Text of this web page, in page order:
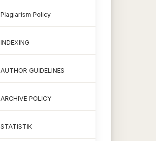
Plagiarism Policy
INDEXING
AUTHOR GUIDELINES
ARCHIVE POLICY
STATISTIK